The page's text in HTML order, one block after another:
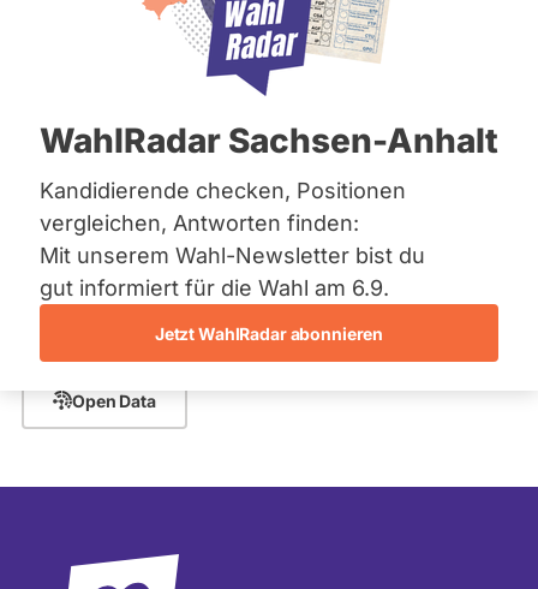
Bremen
Hamburg
Mecklenburg-Vorpommern
Nordrhein-Westfalen
Saarland
Sachsen
Sachsen-Anhalt
Sachsen-Anhalt
Schleswig-Holstein
Thüringen
Archiv
Über uns
WahlRadar Sachsen-Anhalt
Kandidierende checken, Positionen
vergleichen, Antworten finden:
Mit unserem Wahl-Newsletter bist du
gut informiert für die Wahl am 6.9.
Jetzt WahlRadar abonnieren
Rheinland-Pfalz -
Abgeordnete
PLZ oder Namen
eingeben
Fraktion
- Alle -
Wahlkreis
- Alle -
Für diese Suche wurden keine Abgeordneten
Open Data